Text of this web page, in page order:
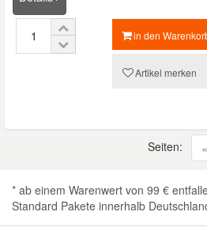
in den
Artikel merken
«
Seiten:
* ab einem Warenwert von 99 €
Standard Pakete innerhalb